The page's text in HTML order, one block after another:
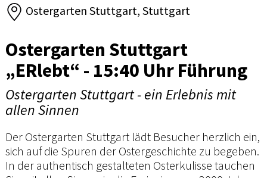
Ostergarten Stuttgart, Stuttgart
Ostergarten Stuttgart
„ERlebt“ - 15:40 Uhr Führung
Ostergarten Stuttgart - ein Erlebnis mit
allen Sinnen
Der Ostergarten Stuttgart lädt Besucher herzlich ein,
sich auf die Spuren der Ostergeschichte zu begeben.
In der authentisch gestalteten Osterkulisse tauchen